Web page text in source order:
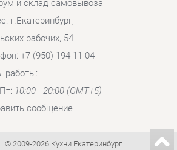
10:00 - 20:00 (GMT+5)
сообщение
© 2009-2026 Кухни Екатеринбург